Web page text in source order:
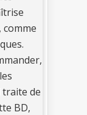
comme
traite de
BD,